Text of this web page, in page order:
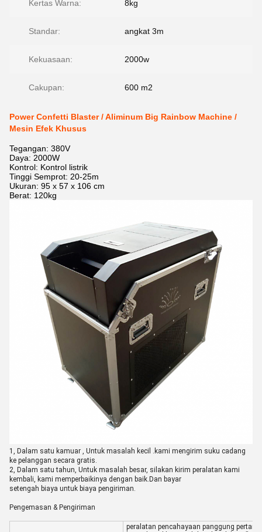
Kertas Warna: 8kg
Standar: angkat 3m
Kekuasaan: 2000w
Cakupan: 600 m2
Power Confetti Blaster / Aliminum Big Rainbow Machine /
Mesin Efek Khusus
Tegangan: 380V
Daya: 2000W
Kontrol: Kontrol listrik
Tinggi Semprot: 20-25m
Ukuran: 95 x 57 x 106 cm
Berat: 120kg
1, Dalam satu kamuar , Untuk masalah kecil .kami mengirim suku cadang
ke pelanggan secara gratis.
2, Dalam satu tahun, Untuk masalah besar, silakan kirim peralatan kami
kembali, kami memperbaikinya dengan baik.Dan bayar
setengah biaya untuk biaya pengiriman.
Pengemasan & Pengiriman
peralatan pencahayaan panggung